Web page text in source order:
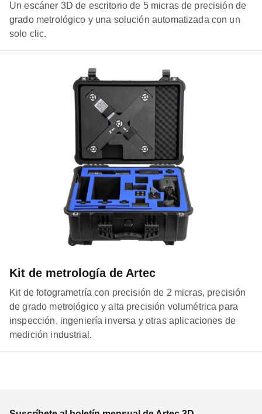
Un escáner 3D de escritorio de 5 micras de precisión de
grado metrológico y una solución automatizada con un
solo clic.
Kit de metrología de Artec
Kit de fotogrametría con precisión de 2 micras, precisión
de grado metrológico y alta precisión volumétrica para
inspección, ingeniería inversa y otras aplicaciones de
medición industrial.